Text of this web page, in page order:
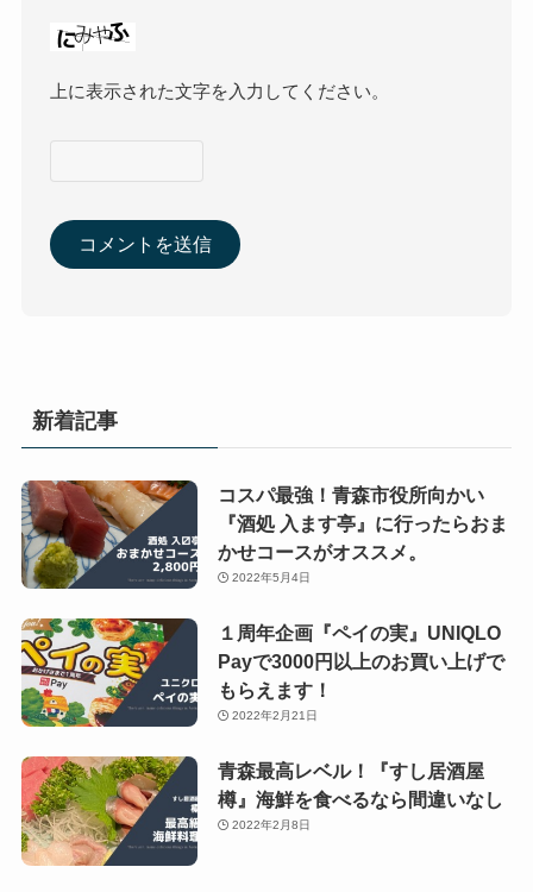
上に表示された文字を入力してください。
新着記事
コスパ最強！青森市役所向かい
『酒処 入ます亭』に行ったらおま
かせコースがオススメ。
2022年5月4日
１周年企画『ペイの実』UNIQLO
Payで3000円以上のお買い上げで
もらえます！
2022年2月21日
青森最高レベル！『すし居酒屋
樽』海鮮を食べるなら間違いなし
2022年2月8日